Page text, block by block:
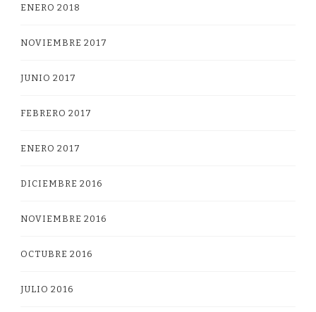
ENERO 2018
NOVIEMBRE 2017
JUNIO 2017
FEBRERO 2017
ENERO 2017
DICIEMBRE 2016
NOVIEMBRE 2016
OCTUBRE 2016
JULIO 2016